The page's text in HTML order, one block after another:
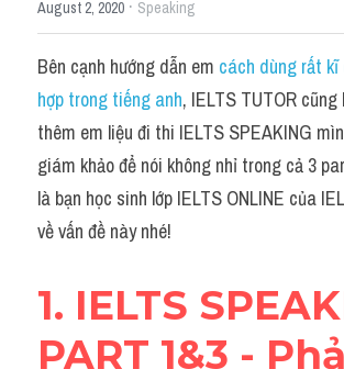
Từ vựng theo Topic
Vocabulary - Grammar
Grammar
Collocation
Cách paraphrase
Part 2
Noun
August 2, 2020 · Speaking
Bên cạnh hướng dẫn em cách dùng rất
hợp trong tiếng anh, IELTS TUTOR cũng
thêm em liệu đi thi IELTS SPEAKING
giám khảo để nói không nhỉ trong cả 3
là bạn học sinh lớp IELTS ONLINE của
về vấn đề này nhé!
1. IELTS
PART 1&3 -